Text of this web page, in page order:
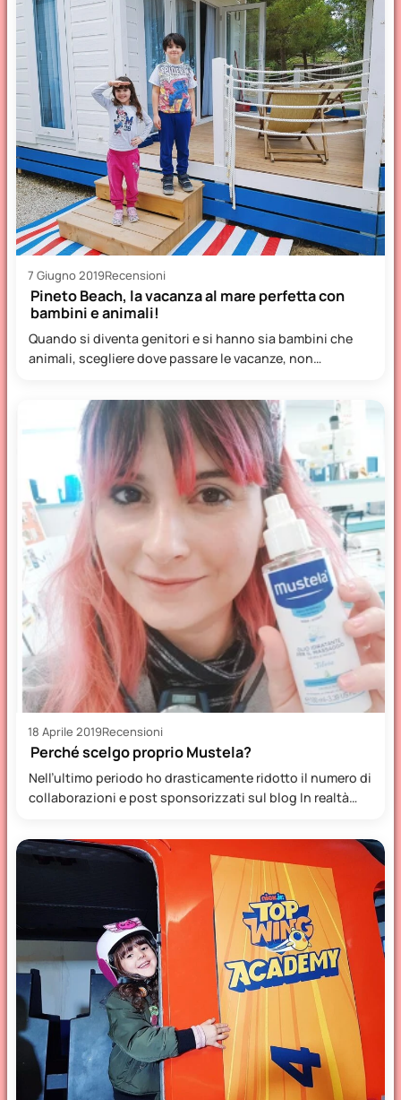
7 Giugno 2019Recensioni
Pineto Beach, la vacanza al mare perfetta con
bambini e animali!
Quando si diventa genitori e si hanno sia bambini che
animali, scegliere dove passare le vacanze, non
18 Aprile 2019Recensioni
Perché scelgo proprio Mustela?
Nell’ultimo periodo ho drasticamente ridotto il numero di
collaborazioni e post sponsorizzati sul blog In realtà